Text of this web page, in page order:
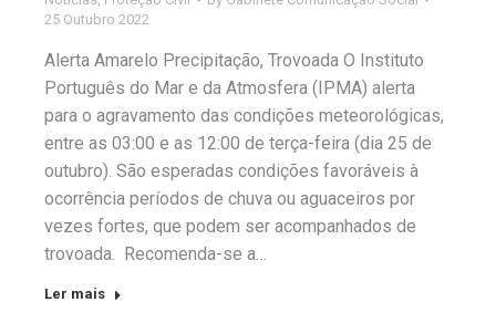
25 Outubro 2022
Alerta Amarelo Precipitação, Trovoada O Instituto
Português do Mar e da Atmosfera (IPMA) alerta
para o agravamento das condições meteorológicas,
entre as 03:00 e as 12:00 de terça-feira (dia 25 de
outubro). São esperadas condições favoráveis à
ocorrência períodos de chuva ou aguaceiros por
vezes fortes, que podem ser acompanhados de
trovoada. ️ Recomenda-se a…
Ler mais